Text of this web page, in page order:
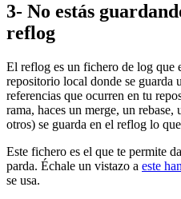
3- No estás
reflog
El reflog es un fichero de log que
repositorio local donde se guarda
referencias que ocurren en tu
rama, haces un merge, un
otros) se guarda en el reflog lo
Este fichero es el que te permite
parda. Échale un vistazo a este
se usa.